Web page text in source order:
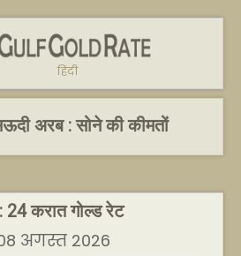
हिंदी
अरब : सोने की कीमतों
करात गोल्ड रेट
अगस्त 2026